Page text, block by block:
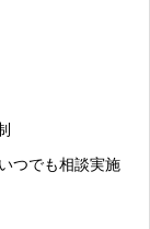
つでも相談実施